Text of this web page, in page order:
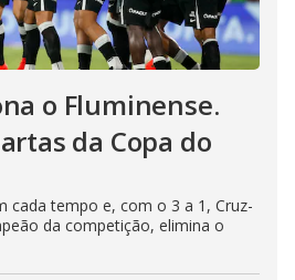
o Fluminense.
da Copa do
cada tempo e, com o 3 a 1, Cruz-
da competição, elimina o